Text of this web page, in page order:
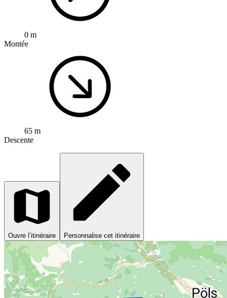
0 m
Montée
65 m
Descente
Ouvre l’itinéraire Personnalise cet itinéraire